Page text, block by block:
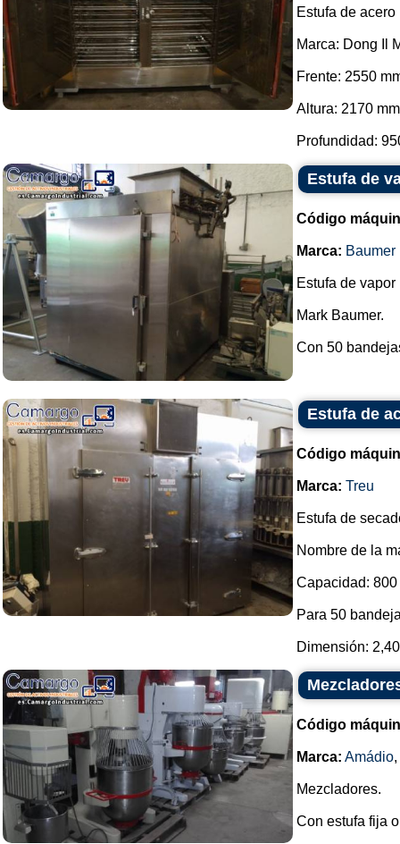
Estufa de
Marca: Dong Il
Frente: 2550
Altura: 2170
Profundidad:
Estufa de
Código
Marca: Baumer
Estufa de
Mark Baumer.
Con 50
Estufa de
Código
Marca: Treu
Estufa de
Nombre de la
Capacidad: 800
Para 50
Dimensión:
Código
Marca: Amádio,
Mezcladores.
Con estufa fija